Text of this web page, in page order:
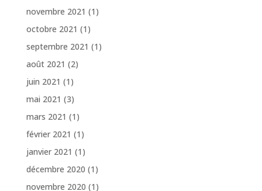
novembre 2021 (1)
octobre 2021 (1)
septembre 2021 (1)
août 2021 (2)
juin 2021 (1)
mai 2021 (3)
mars 2021 (1)
février 2021 (1)
janvier 2021 (1)
décembre 2020 (1)
novembre 2020 (1)